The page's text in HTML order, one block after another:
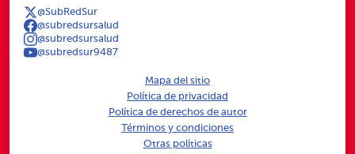
@SubRedSur
@subredsursalud
@subredsursalud
@subredsur9487
Mapa del sitio
Política de privacidad
Política de derechos de autor
Términos y condiciones
Otras políticas